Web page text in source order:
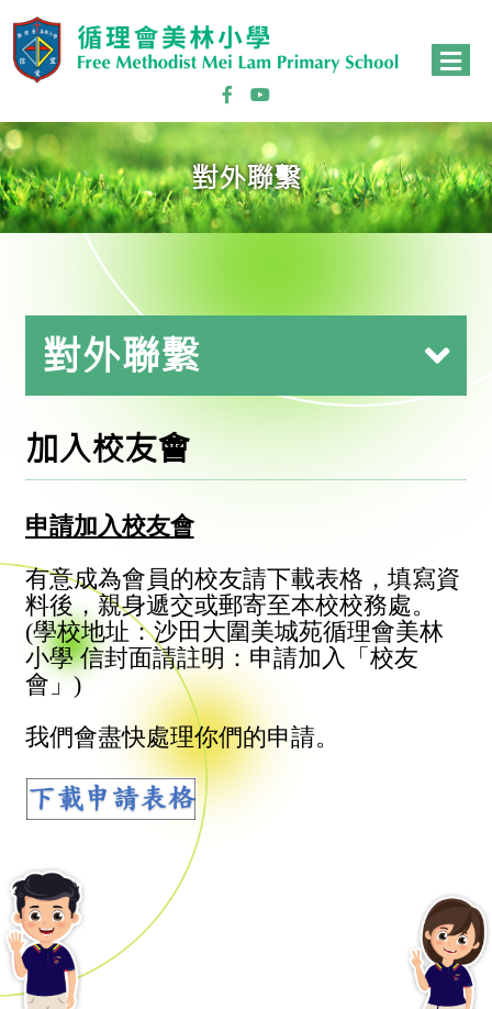
對外聯繫
對外聯繫
加入校友會
申請加入校友會
有意成為會員的校友請下載表格，填寫資
料後，親身遞交或郵寄至本校校務處。
(學校地址：沙田大圍美城苑循理會美林
小學 信封面請註明：申請加入「校友
會」)
我們會盡快處理你們的申請。